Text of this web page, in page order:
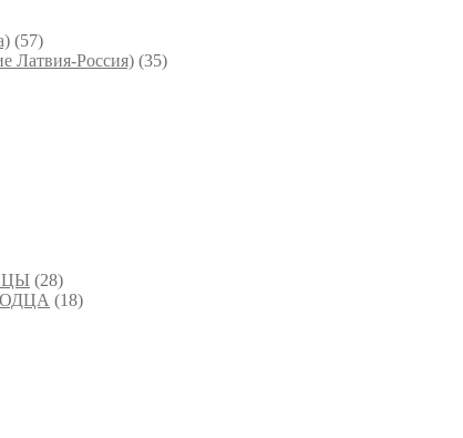
(57)
Россия) (35)
(28)
(18)